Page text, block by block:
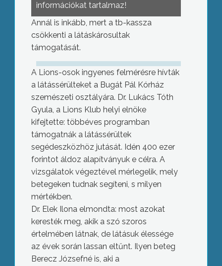
információkat tartalmaz!
Annál is inkább, mert a tb-kassza
csökkenti a látáskárosultak
támogatását.
A Lions-osok ingyenes felmérésre hívták
a látássérülteket a Bugát Pál Kórház
szemészeti osztályára. Dr. Lukács Tóth
Gyula, a Lions Klub helyi elnöke
kifejtette: többéves programban
támogatnák a látássérültek
segédeszközhöz jutását. Idén 400 ezer
forintot áldoz alapítványuk e célra. A
vizsgálatok végeztével mérlegelik, mely
betegeken tudnak segíteni, s milyen
mértékben.
Dr. Elek Ilona elmondta: most azokat
keresték meg, akik a szó szoros
értelmében látnak, de látásuk élessége
az évek során lassan eltűnt. Ilyen beteg
Berecz Józsefné is, aki a